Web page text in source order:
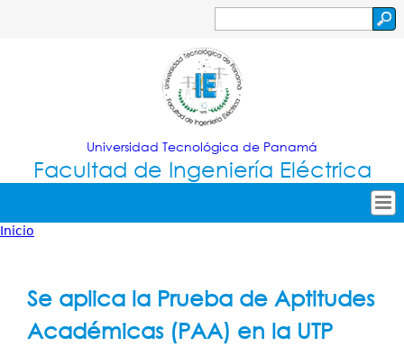
Jump to navigation
de
búsqueda
Universidad Tecnológica de Panamá
Facultad de Ingeniería Eléctrica
Tropical
Principal
Oferta Académica
Secretarías
está
aquí
Inicio
Se aplica la Prueba de Aptitudes
Académicas (PAA) en la UTP